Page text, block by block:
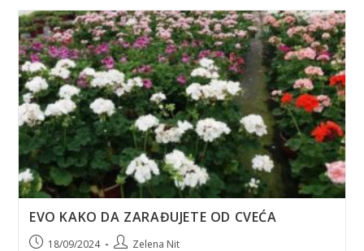
EVO KAKO DA ZARAĐUJETE OD CVEĆA
Post18/09/2024
PostZelena Nit